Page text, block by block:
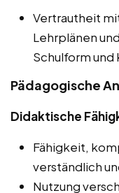
Vertrautheit
Lehrplänen
Schulform und
Pädagogische
Didaktische
Fähigkeit,
verständlich
Nutzung